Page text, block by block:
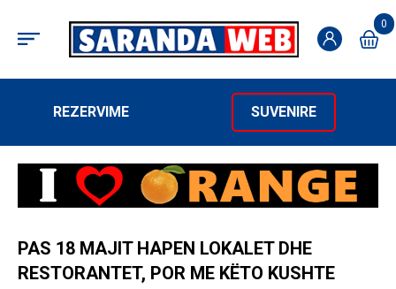
0
REZERVIME SUVENIRE
PAS 18 MAJIT HAPEN LOKALET DHE
RESTORANTET, POR ME KËTO KUSHTE